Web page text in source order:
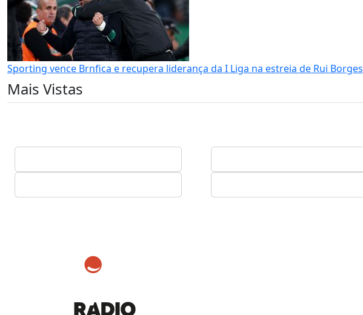
Sporting vence Brnfica e recupera liderança da I Liga na estreia de Rui Borges
Mais Vistas